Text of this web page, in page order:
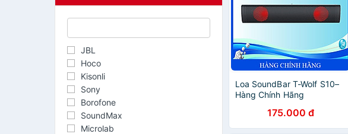
JBL
Hoco
Kisonli
Sony
Borofone
SoundMax
Microlab
Loa SoundBar T-Wolf S10–
Hàng Chính Hãng
175.000 đ